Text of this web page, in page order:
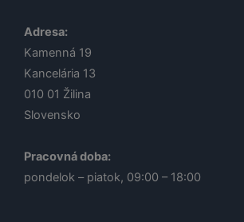
Adresa:
Kamenná 19
Kancelária 13
010 01 Žilina
Slovensko
Pracovná doba:
pondelok – piatok, 09:00 – 18:00